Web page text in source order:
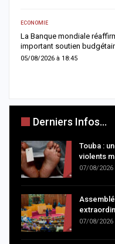
ECONOMIE
La Banque mondiale
important soutien
05/08/2026 à 18:45
Derniers Infos...
Touba :
violents
07/08/2026
07/08/2026